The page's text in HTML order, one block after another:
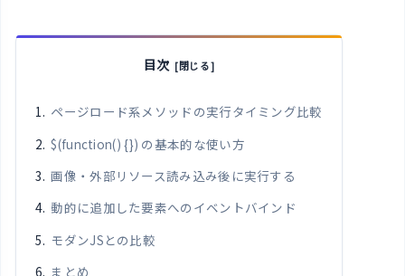
目次
ページロード系メソッドの実行タイミング比較
$(function() {}) の基本的な使い方
画像・外部リソース読み込み後に実行する
動的に追加した要素へのイベントバインド
モダンJSとの比較
まとめ